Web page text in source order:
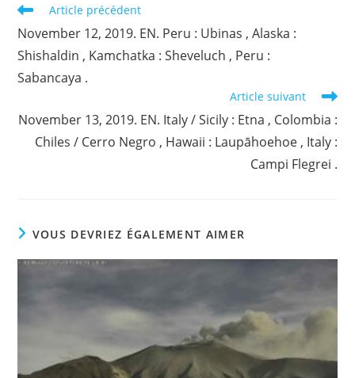
Read
articles
Article précédent
November 12, 2019. EN. Peru : Ubinas , Alaska :
Shishaldin , Kamchatka : Sheveluch , Peru :
Sabancaya .
Article suivant
November 13, 2019. EN. Italy / Sicily : Etna , Colombia :
Chiles / Cerro Negro , Hawaii : Laupāhoehoe , Italy :
Campi Flegrei .
VOUS DEVRIEZ ÉGALEMENT AIMER